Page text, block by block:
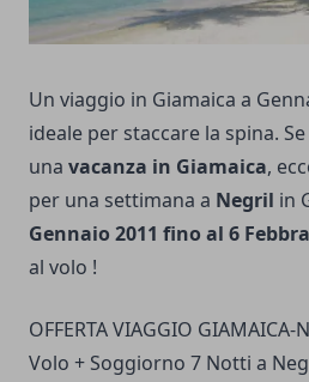
Un viaggio in Giamaica a
ideale per staccare la spina.
una vacanza in Giamaica,
per una settimana a Negril in
Gennaio 2011 fino al 6
al volo !
OFFERTA VIAGGIO GIAMAICA-
Volo + Soggiorno 7 Notti a